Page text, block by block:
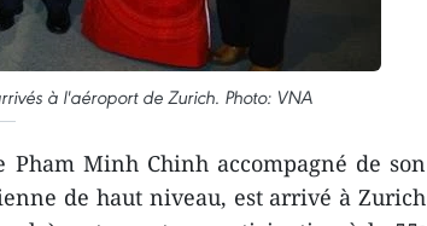
à l'aéroport de Zurich. Photo: VNA
Minh Chinh accompagné de son
de haut niveau, est arrivé à Zurich